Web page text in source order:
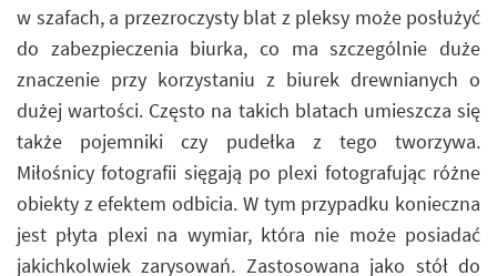
w szafach, a przezroczysty blat z pleksy może posłużyć
do zabezpieczenia biurka, co ma szczególnie duże
znaczenie przy korzystaniu z biurek drewnianych o
dużej wartości. Często na takich blatach umieszcza się
także pojemniki czy pudełka z tego tworzywa.
Miłośnicy fotografii sięgają po plexi fotografując różne
obiekty z efektem odbicia. W tym przypadku konieczna
jest płyta plexi na wymiar, która nie może posiadać
jakichkolwiek zarysowań. Zastosowana jako stół do